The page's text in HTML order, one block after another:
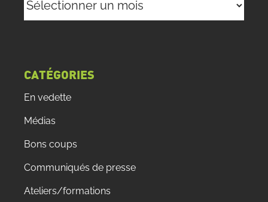
CATÉGORIES
En vedette
Médias
Bons coups
Communiqués de presse
Ateliers/formations